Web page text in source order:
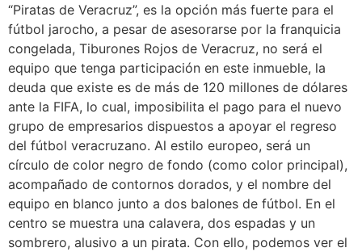
“Piratas de Veracruz”, es la opción más fuerte para el
fútbol jarocho, a pesar de asesorarse por la franquicia
congelada, Tiburones Rojos de Veracruz, no será el
equipo que tenga participación en este inmueble, la
deuda que existe es de más de 120 millones de dólares
ante la FIFA, lo cual, imposibilita el pago para el nuevo
grupo de empresarios dispuestos a apoyar el regreso
del fútbol veracruzano. Al estilo europeo, será un
círculo de color negro de fondo (como color principal),
acompañado de contornos dorados, y el nombre del
equipo en blanco junto a dos balones de fútbol. En el
centro se muestra una calavera, dos espadas y un
sombrero, alusivo a un pirata. Con ello, podemos ver el